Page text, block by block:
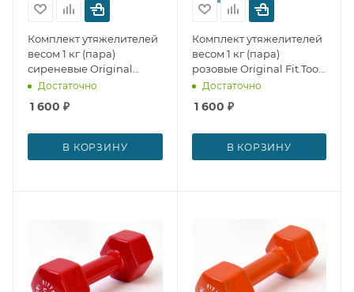
Комплект утяжелителей
весом 1 кг (пара)
сиреневые Original
Fit.Tools № 29312
Достаточно
1 600 ₽
В КОРЗИНУ
Комплект утяжелителей
весом 1 кг (пара)
розовые Original Fit.Tools
№ 29311
Достаточно
1 600 ₽
В КОРЗИНУ